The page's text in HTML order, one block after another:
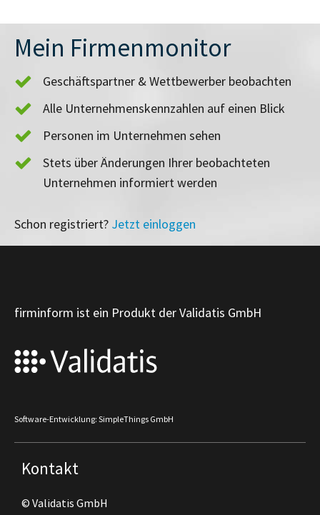
Mein Firmenmonitor
Geschäftspartner & Wettbewerber beobachten
Alle Unternehmenskennzahlen auf einen Blick
Personen im Unternehmen sehen
Stets über Änderungen Ihrer beobachteten
Unternehmen informiert werden
Schon registriert? Jetzt einloggen
firminform ist ein Produkt der Validatis GmbH
Software-Entwicklung: SimpleThings GmbH
Kontakt
© Validatis GmbH